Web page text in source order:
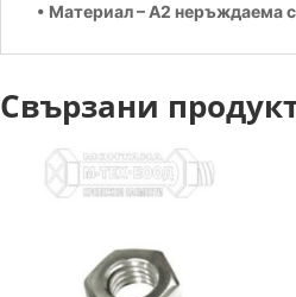
• Материал – А2 неръждаема
Свързани